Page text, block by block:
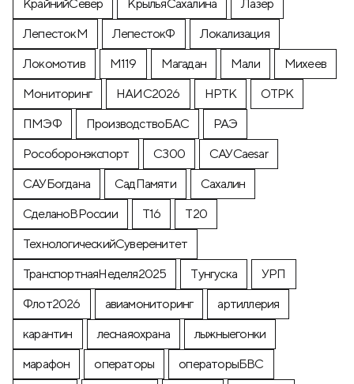
КрайнийСевер КрыльяСахалина
Лазер
ЛепестокМ
ЛепестокФ
Локализация
Локомотив
М119 Магадан Мали
Михеев
Мониторинг
НАИС2026 НРТК
ОТРК
ПМЭФ
ПроизводствоБАС
РАЭ
Рособоронэкспорт
С300
САУCaesar
САУБогдана
СадПамяти
Сахалин
СделаноВРоссии
Т16
Т20
ТехнологическийСуверенитет
ТранспортнаяНеделя2025
Тунгуска
УРП
Флот2026
авиамониторинг
артиллерия
карантин
леснаяохрана
лыжныегонки
марафон
операторы
операторыБВС